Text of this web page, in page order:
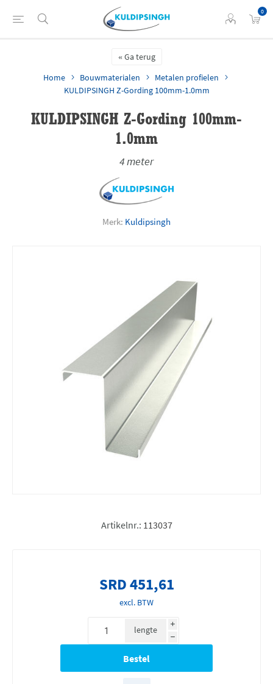
0
Ga terug
Home
Bouwmaterialen
Metalen profielen
KULDIPSINGH Z-Gording 100mm-1.0mm
KULDIPSINGH Z-Gording 100mm-
1.0mm
4 meter
Merk: Kuldipsingh
Artikelnr.: 113037
SRD 451,61
excl. BTW
i
h
lengte